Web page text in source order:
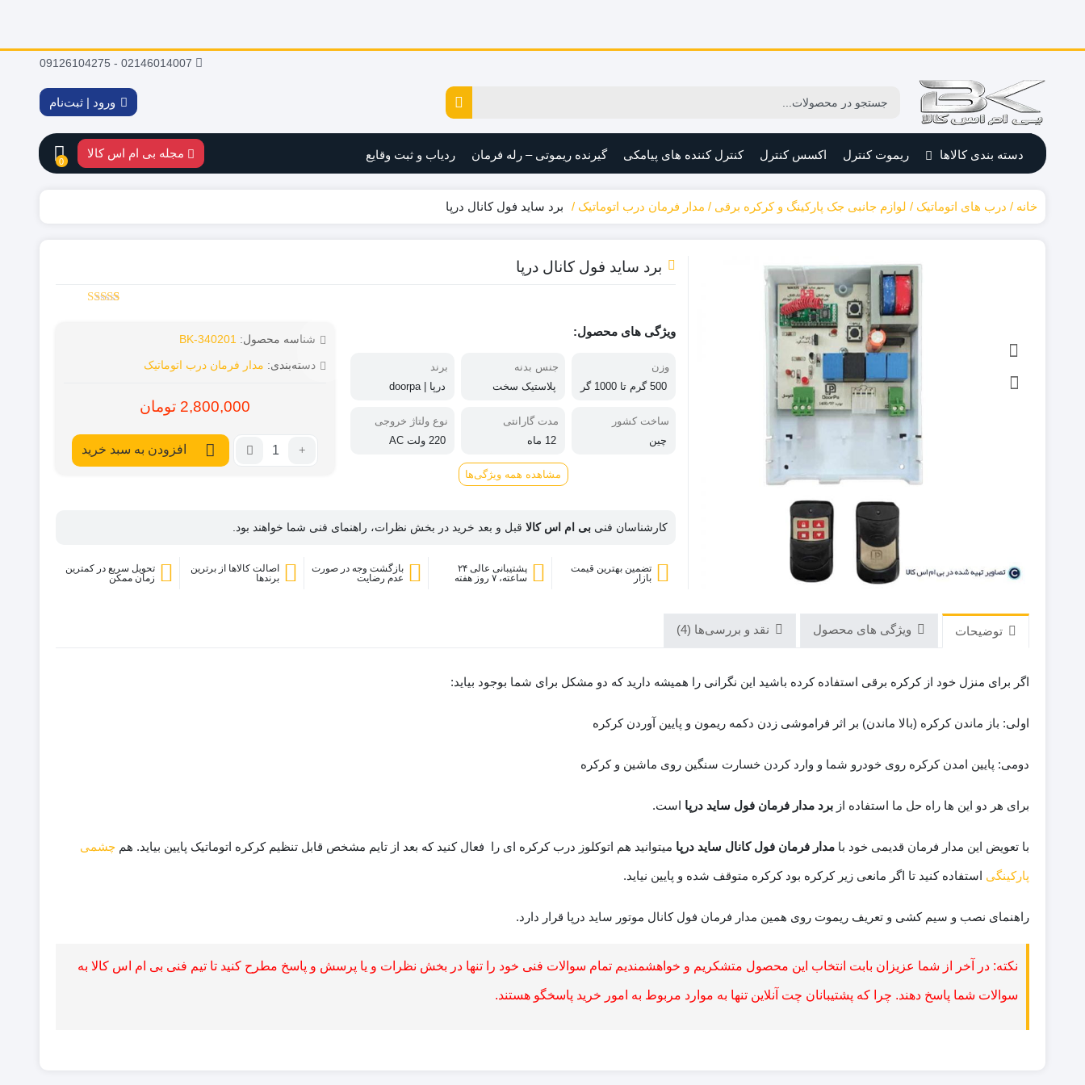
ورود | ثبت‌نام
دسته بندی کالاها ریموت کنترل اکسس کنترل کنترل کننده های پیامکی گیرنده ریموتی – رله فرمان ردیاب و ثبت وقایع مجله بی ام اس کالا
0
خانه درب های اتوماتیک لوازم جانبی جک پارکینگ و کرکره برقی مدار فرمان درب اتوماتیک برد ساید فول کانال درپا
برد ساید فول کانال درپا
ویژگی های محصول:
وزن
500 گرم تا 1000 گر
جنس بدنه
پلاستیک سخت
برند
درپا | doorpa
ساخت کشور
چین
مدت گارانتی
12 ماه
نوع ولتاژ خروجی
220 ولت AC
مشاهده همه ویژگی‌ها
شناسه محصول: BK-340201
دسته‌بندی: مدار فرمان درب اتوماتیک
2,800,000 تومان
تعداد:
کانال
افزودن به سبد خرید
کارشناسان فنی بی ام اس کالاقبل و بعد خرید در بخش نظرات، راهنمای فنی شما خواهند بود.
تضمین بهترین قیمت
بازار
پشتیبانی عالی ۲۴
ساعته، ۷ روز هفته
بازگشت وجه در صورت
عدم رضایت
اصالت کالاها از برترین
برندها
تحویل سریع در کمترین
زمان ممکن
توضیحات ویژگی های محصول نقد و بررسی‌ها (4)
اگر برای منزل خود از کرکره برقی استفاده کرده باشید این نگرانی را همیشه دارید که دو مشکل برای شما بوجود بیاید:
اولی: باز ماندن کرکره (بالا ماندن) بر اثر فراموشی زدن دکمه ریمون و پایین آوردن کرکره
دومی: پایین امدن کرکره روی خودرو شما و وارد کردن خسارت سنگین روی ماشین و کرکره
برای هر دو این ها راه حل ما استفاده از برد مدار فرمان فول ساید درپا است.
با تعویض این مدار فرمان قدیمی خود با مدار فرمان فول کانال ساید درپا میتوانید هم اتوکلوز درب کرکره ای را فعال کنید که بعد از تایم مشخص قابل تنظیم کرکره اتوماتیک پایین بیاید. هم چشمی
پارکینگی استفاده کنید تا اگر مانعی زیر کرکره بود کرکره متوقف شده و پایین نیاید.
راهنمای نصب و سیم کشی و تعریف ریموت روی همین مدار فرمان فول کانال موتور ساید درپا قرار دارد.
نکته: در آخر از شما عزیزان بابت انتخاب این محصول متشکریم و خواهشمندیم تمام سوالات فنی خود را تنها در بخش نظرات و یا پرسش و پاسخ مطرح کنید تا تیم فنی بی ام اس کالا به
سوالات شما پاسخ دهند. چرا که پشتیبانان چت آنلاین تنها به موارد مربوط به امور خرید پاسخگو هستند.